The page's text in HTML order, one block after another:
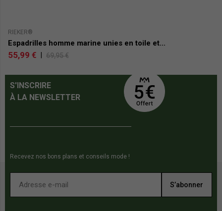
RIEKER®
Espadrilles homme marine unies en toile et...
55,99 € | 69,95 €
S'INSCRIRE
À LA NEWSLETTER
Recevez nos bons plans et conseils mode !
S’abonner